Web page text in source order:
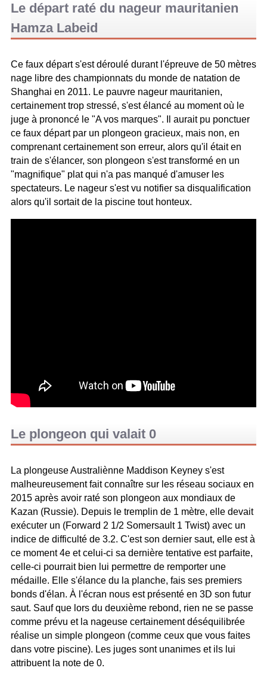
Le départ raté du nageur mauritanien
Hamza Labeid
Ce faux départ s'est déroulé durant l'épreuve de 50 mètres
nage libre des championnats du monde de natation de
Shanghai en 2011. Le pauvre nageur mauritanien,
certainement trop stressé, s'est élancé au moment où le
juge à prononcé le "A vos marques". Il aurait pu ponctuer
ce faux départ par un plongeon gracieux, mais non, en
comprenant certainement son erreur, alors qu'il était en
train de s'élancer, son plongeon s'est transformé en un
"magnifique" plat qui n'a pas manqué d'amuser les
spectateurs. Le nageur s'est vu notifier sa disqualification
alors qu'il sortait de la piscine tout honteux.
Le plongeon qui valait 0
La plongeuse Australiènne Maddison Keyney s'est
malheureusement fait connaître sur les réseau sociaux en
2015 après avoir raté son plongeon aux mondiaux de
Kazan (Russie). Depuis le tremplin de 1 mètre, elle devait
exécuter un (Forward 2 1/2 Somersault 1 Twist) avec un
indice de difficulté de 3.2. C'est son dernier saut, elle est à
ce moment 4e et celui-ci sa dernière tentative est parfaite,
celle-ci pourrait bien lui permettre de remporter une
médaille. Elle s'élance du la planche, fais ses premiers
bonds d'élan. À l'écran nous est présenté en 3D son futur
saut. Sauf que lors du deuxième rebond, rien ne se passe
comme prévu et la nageuse certainement déséquilibrée
réalise un simple plongeon (comme ceux que vous faites
dans votre piscine). Les juges sont unanimes et ils lui
attribuent la note de 0.